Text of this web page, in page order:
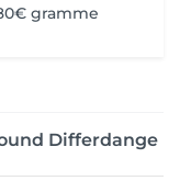
gramme
Differdange